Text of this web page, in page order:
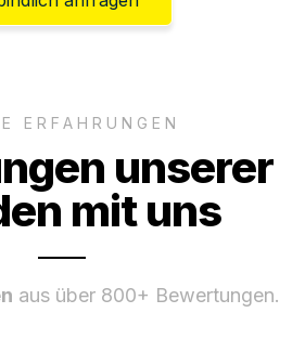
ERFAHRUNGEN
unserer
mit uns
aus über 800+ Bewertungen.